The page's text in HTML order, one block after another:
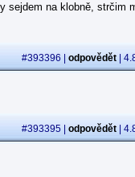
sejdem na klobně, strčim
#393396 | odpovědět |
#393395 | odpovědět |